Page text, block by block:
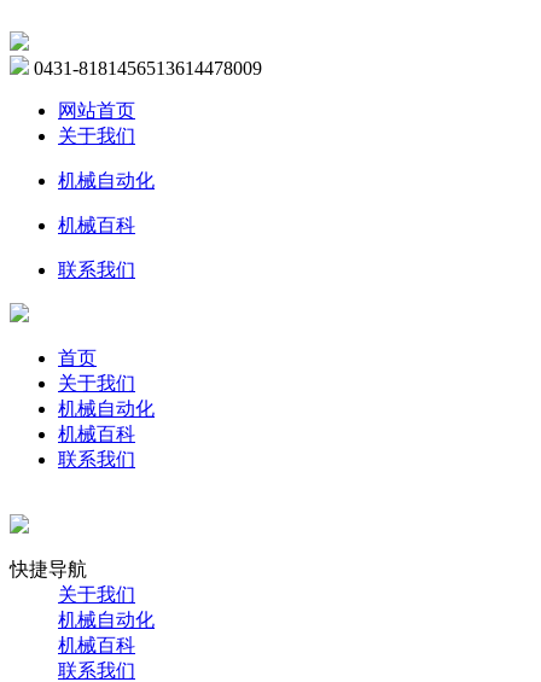
0431-8181456513614478009
网站首页
关于我们
机械自动化
机械百科
联系我们
首页
关于我们
机械自动化
机械百科
联系我们
快捷导航
关于我们
机械自动化
机械百科
联系我们